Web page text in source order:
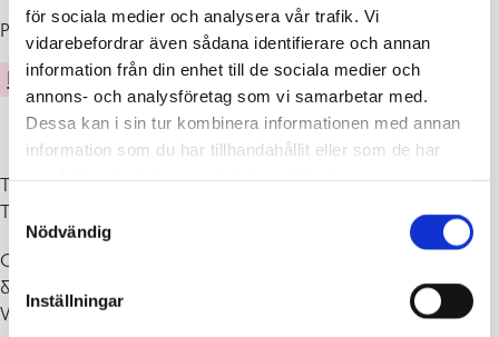
för sociala medier och analysera vår trafik. Vi
vidarebefordrar även sådana identifierare och annan
information från din enhet till de sociala medier och
annons- och analysföretag som vi samarbetar med.
Dessa kan i sin tur kombinera informationen med annan
information som du har tillhandahållit eller som de har
Samtyckesval
Nödvändig
Inställningar
Publicerad : 08.02.2024
KULTUR
Textilkonstutställning ”Taitava sielun lintu”
Tupu Hult
Galleri Promenade (Dalgatan 4, kulturhuset Fokus) är öppet må, ti
& to 11–19, ons & fre 9–17, lö 10–14, sö stängt
Varmt välkomna!